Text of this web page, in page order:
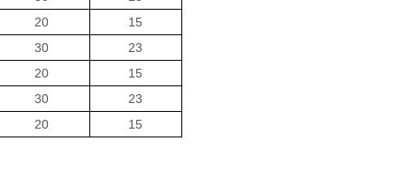
20
15
30
23
20
15
30
23
20 15